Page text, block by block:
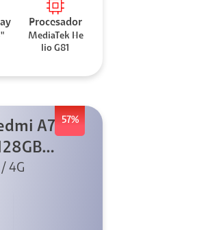
Procesador
MediaTek He
lio G81
57%
A7
+
4G